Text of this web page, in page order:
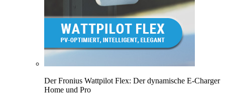
Der Fronius Wattpilot Flex: Der dynamische E-Charger
Home und Pro